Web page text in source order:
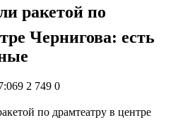
ракетой по
Чернигова: есть
2 749 0